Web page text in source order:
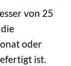
von 25
oder
ist.